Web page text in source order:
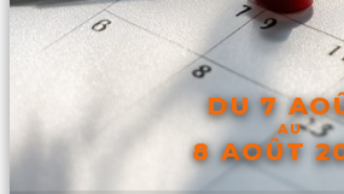
DU 7
AU
8 AOÛT